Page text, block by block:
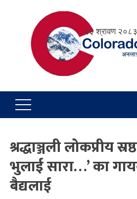
२३ श्रावण
श्रद्धाञ्जली लोकप्रीय
भुलाई सारा…’ का
बैद्यलाई